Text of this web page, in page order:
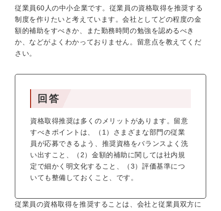
従業員60人の中小企業です。従業員の資格取得を推奨する
制度を作りたいと考えています。会社としてどの程度の金
額的補助をすべきか、また勤務時間の勉強を認めるべき
か、などがよくわかっておりません。留意点を教えてくだ
さい。
回答
資格取得推奨は多くのメリットがあります。留意
すべきポイントは、（1）さまざまな部門の従業
員が応募できるよう、推奨資格をバランスよく洗
い出すこと、（2）金額的補助に関しては社内規
定で細かく明文化すること、（3）評価基準につ
いても整備しておくこと、です。
従業員の資格取得を推奨することは、会社と従業員双方に